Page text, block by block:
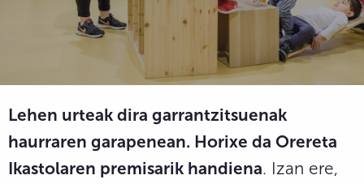
Lehen urteak dira garrantzitsuenak
haurraren garapenean. Horixe da Orereta
Ikastolaren premisarik handiena. Izan ere,